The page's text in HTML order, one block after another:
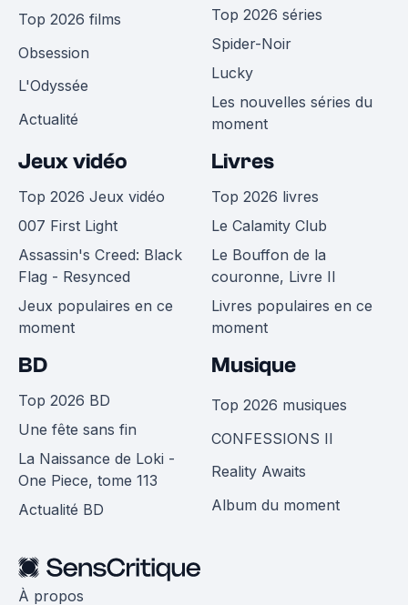
Top 2026 films
Obsession
L'Odyssée
Actualité
Top 2026 séries
Spider-Noir
Lucky
Les nouvelles séries du
moment
Jeux vidéo
Top 2026 Jeux vidéo
007 First Light
Assassin's Creed: Black
Flag - Resynced
Jeux populaires en ce
moment
Livres
Top 2026 livres
Le Calamity Club
Le Bouffon de la
couronne, Livre II
Livres populaires en ce
moment
BD
Top 2026 BD
Une fête sans fin
La Naissance de Loki -
One Piece, tome 113
Actualité BD
Musique
Top 2026 musiques
CONFESSIONS II
Reality Awaits
Album du moment
À propos